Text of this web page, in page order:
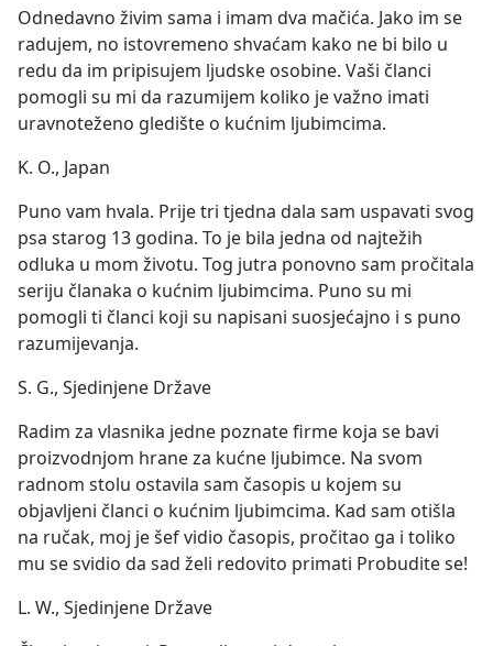
Odnedavno živim sama i imam dva mačića. Jako im se
radujem, no istovremeno shvaćam kako ne bi bilo u
redu da im pripisujem ljudske osobine. Vaši članci
pomogli su mi da razumijem koliko je važno imati
uravnoteženo gledište o kućnim ljubimcima.
K. O., Japan
Puno vam hvala. Prije tri tjedna dala sam uspavati svog
psa starog 13 godina. To je bila jedna od najtežih
odluka u mom životu. Tog jutra ponovno sam pročitala
seriju članaka o kućnim ljubimcima. Puno su mi
pomogli ti članci koji su napisani suosjećajno i s puno
razumijevanja.
S. G., Sjedinjene Države
Radim za vlasnika jedne poznate firme koja se bavi
proizvodnjom hrane za kućne ljubimce. Na svom
radnom stolu ostavila sam časopis u kojem su
objavljeni članci o kućnim ljubimcima. Kad sam otišla
na ručak, moj je šef vidio časopis, pročitao ga i toliko
mu se svidio da sad želi redovito primati Probudite se!
L. W., Sjedinjene Države